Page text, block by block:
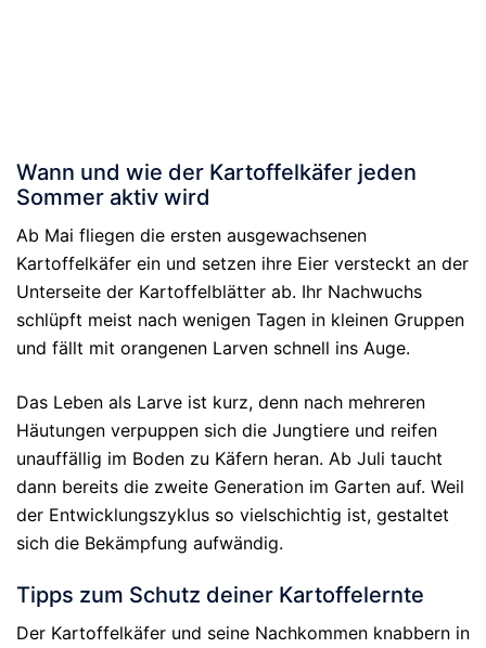
Wann und wie der Kartoffelkäfer jeden
Sommer aktiv wird
Ab Mai fliegen die ersten ausgewachsenen
Kartoffelkäfer ein und setzen ihre Eier versteckt an der
Unterseite der Kartoffelblätter ab. Ihr Nachwuchs
schlüpft meist nach wenigen Tagen in kleinen Gruppen
und fällt mit orangenen Larven schnell ins Auge.
Das Leben als Larve ist kurz, denn nach mehreren
Häutungen verpuppen sich die Jungtiere und reifen
unauffällig im Boden zu Käfern heran. Ab Juli taucht
dann bereits die zweite Generation im Garten auf. Weil
der Entwicklungszyklus so vielschichtig ist, gestaltet
sich die Bekämpfung aufwändig.
Tipps zum Schutz deiner Kartoffelernte
Der Kartoffelkäfer und seine Nachkommen knabbern in